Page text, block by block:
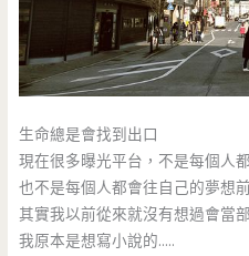
生命總是會找到出口
現在很多曝光平台，不是每個人
也不是每個人都會往自己的夢想
其實我以前從來就沒有想過會當
我原本是想寫小說的…..